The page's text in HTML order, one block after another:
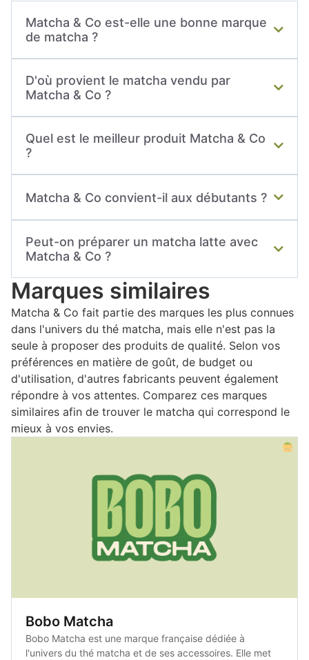
Matcha & Co est-elle une bonne marque
de matcha ?
les plus connues en Europe. Elle propose
plusieurs qualités de matcha adaptées aux
différents usages, qu'il s'agisse d'une
dégustation traditionnelle, d'un matcha latte ou
de recettes culinaires.
D'où provient le matcha vendu par
Matcha & Co ?
matcha issus du Japon, pays reconnu pour son
savoir-faire dans la culture et la transformation
du thé vert destiné à la production de matcha.
Quel est le meilleur produit Matcha & Co
?
une dégustation traditionnelle, un matcha de
référence premium ou culinaire peut être plus
adaptée.
Matcha & Co convient-il aux débutants ?
personnes qui découvrent le matcha de trouver
facilement un produit correspondant à leurs
attentes, avec un goût équilibré et une
préparation simple.
Peut-on préparer un matcha latte avec
Matcha & Co ?
Les produits Matcha & Co sont parfaitement
adaptés à la réalisation de matcha latte. Ils
peuvent être mélangés avec des boissons
végétales ou du lait afin d'obtenir une boisson
onctueuse et gourmande.
Marques similaires
Matcha & Co fait partie des marques les plus connues
dans l'univers du thé matcha, mais elle n'est pas la
seule à proposer des produits de qualité. Selon vos
préférences en matière de goût, de budget ou
d'utilisation, d'autres fabricants peuvent également
répondre à vos attentes. Comparez ces marques
similaires afin de trouver le matcha qui correspond le
mieux à vos envies.
Bobo Matcha
Bobo Matcha est une marque française dédiée à
l'univers du thé matcha et de ses accessoires. Elle met